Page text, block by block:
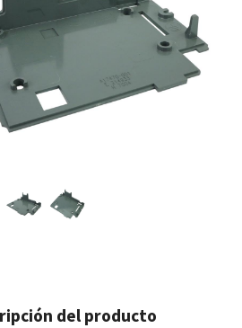
del producto